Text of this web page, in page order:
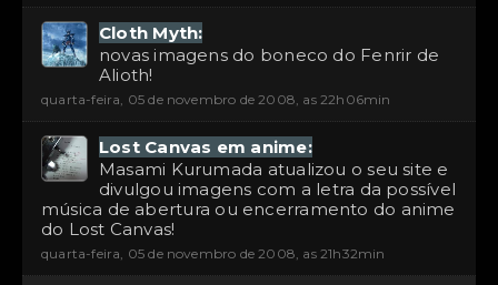
Cloth Myth:
novas imagens do boneco do Fenrir de
Alioth!
quarta-feira, 05 de novembro de 2008, as 22h06min
Lost Canvas em anime:
Masami Kurumada atualizou o seu site e
divulgou imagens com a letra da possível
música de abertura ou encerramento do anime
do Lost Canvas!
quarta-feira, 05 de novembro de 2008, as 21h32min